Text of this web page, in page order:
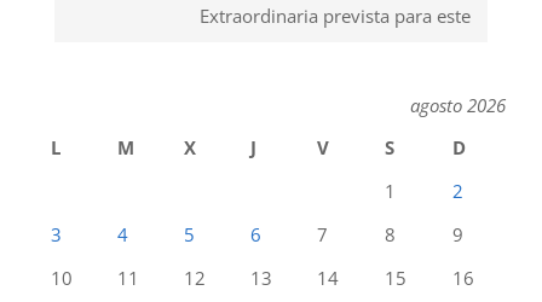
Extraordinaria prevista para este
agosto 2026
L
M X J V S
D
1
2
3
4 5 6 7 8
9
10
11 12 13 14 15
16